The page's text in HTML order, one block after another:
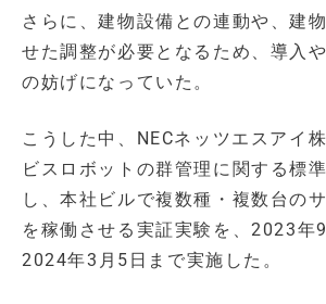
さらに、建物設備との連動や、建
せた調整が必要となるため、導入
の妨げになっていた。
こうした中、NECネッツエスアイ
ビスロボットの群管理に関する標
し、本社ビルで複数種・複数台の
を稼働させる実証実験を、2023年
2024年3月5日まで実施した。